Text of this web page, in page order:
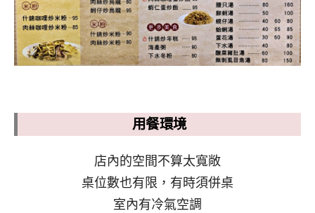
用餐環境
店內的空間不算太寬敞
桌位數也有限，有時須併桌
室內有冷氣空調